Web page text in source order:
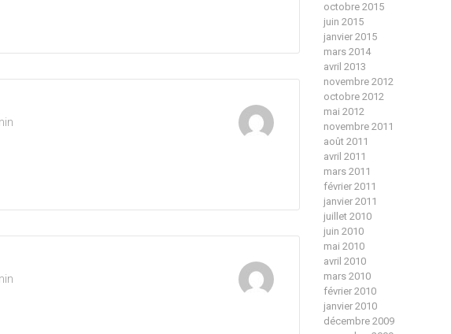
octobre 2015
juin 2015
janvier 2015
mars 2014
avril 2013
novembre 2012
octobre 2012
mai 2012
novembre 2011
août 2011
avril 2011
mars 2011
février 2011
janvier 2011
juillet 2010
juin 2010
mai 2010
avril 2010
mars 2010
février 2010
janvier 2010
décembre 2009